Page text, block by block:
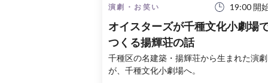
演劇・お笑い 19:00 開
オイスターズが千種文化小劇場
つくる揚輝荘の話
千種区の名建築・揚輝荘から生まれた演劇
が、千種文化小劇場へ。